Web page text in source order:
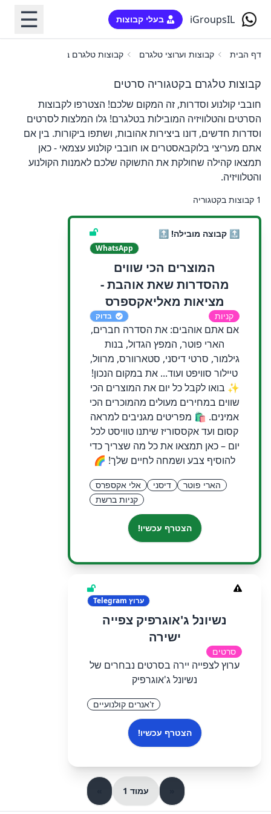
iGroupsIL בעלי קבוצות ☰
דף הבית קבוצות וערוצי טלגרם קבוצות טלגרם בקטגוריה סרטים
קבוצות טלגרם בקטגוריה סרטים
חובבי קולנוע וסדרות, זה המקום שלכם! הצטרפו לקבוצות
הסרטים והטלוויזיה המובילות בטלגרם! גלו המלצות לסרטים
וסדרות חדשים, דונו ביצירות אהובות, ושתפו ביקורות. בין אם
אתם מעריצי בלוקבאסטרים או חובבי קולנוע עצמאי - כאן
תמצאו קהילה שחולקת את התשוקה שלכם לאמנות הקולנוע
והטלוויזיה.
1 קבוצות בקטגוריה
🔝 קבוצה מובילה! 🔝
WhatsApp
המוצרים הכי שווים
מהסדרות שאת אוהבת -
מציאות מאליאקספרס
קניות בדוק
אם אתם אוהבים: את הסדרה חברים,
הארי פוטר, המפץ הגדול, בנות
גילמור, סרטי דיסני, סטארוורס, מרוול,
טיילור סוויפט ועוד... את במקום הנכון!
✨ בואו לקבל כל יום את המוצרים הכי
שווים במחירים מעולים מהמוכרים הכי
אמינים. 🛍️ מפריטים מגניבים למראה
קסום ועד אקססוריז שיתנו טוויסט לכל
יום – כאן תמצאו את כל מה שצריך כדי
להוסיף צבע ושמחה לחיים שלך! 🌈
הארי פוטר דיסני
אלי אקספרס
קניות ברשת
הצטרף עכשיו!
ערוץ
נשיונל ג'אוגרפיק צפייה
ישירה
סרטים
ערוץ לצפייה יירה בסרטים נבחרים של
נשיונל ג'אוגרפיק
ז'אנרים קולנועיים
הצטרף עכשיו!
עמוד 1